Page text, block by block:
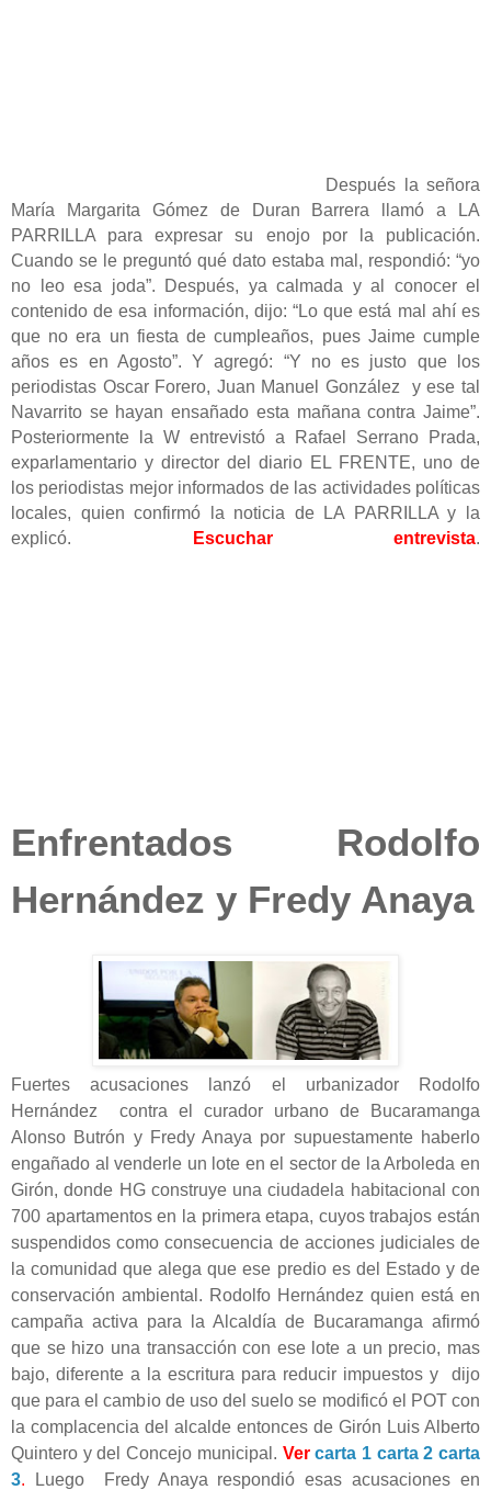
Después la señora
María Margarita Gómez de Duran Barrera llamó a LA
PARRILLA para expresar su enojo por la publicación.
Cuando se le preguntó qué dato estaba mal, respondió: “yo
no leo esa joda”. Después, ya calmada y al conocer el
contenido de esa información, dijo: “Lo que está mal ahí es
que no era un fiesta de cumpleaños, pues Jaime cumple
años es en Agosto”. Y agregó: “Y no es justo que los
periodistas Oscar Forero, Juan Manuel González y ese tal
Navarrito se hayan ensañado esta mañana contra Jaime”.
Posteriormente la W entrevistó a Rafael Serrano Prada,
exparlamentario y director del diario EL FRENTE, uno de
los periodistas mejor informados de las actividades políticas
locales, quien confirmó la noticia de LA PARRILLA y la
explicó.
Escuchar entrevista.
Enfrentados Rodolfo
Hernández y Fredy Anaya
Fuertes acusaciones lanzó el urbanizador Rodolfo
Hernández contra el curador urbano de Bucaramanga
Alonso Butrón y Fredy Anaya por supuestamente haberlo
engañado al venderle un lote en el sector de la Arboleda en
Girón, donde HG construye una ciudadela habitacional con
700 apartamentos en la primera etapa, cuyos trabajos están
suspendidos como consecuencia de acciones judiciales de
la comunidad que alega que ese predio es del Estado y de
conservación ambiental. Rodolfo Hernández quien está en
campaña activa para la Alcaldía de Bucaramanga afirmó
que se hizo una transacción con ese lote a un precio, mas
bajo, diferente a la escritura para reducir impuestos y dijo
que para el cambio de uso del suelo se modificó el POT con
la complacencia del alcalde entonces de Girón Luis Alberto
Quintero y del Concejo municipal. Vercarta 1 carta 2 carta
3.
Luego Fredy Anaya respondió esas acusaciones en